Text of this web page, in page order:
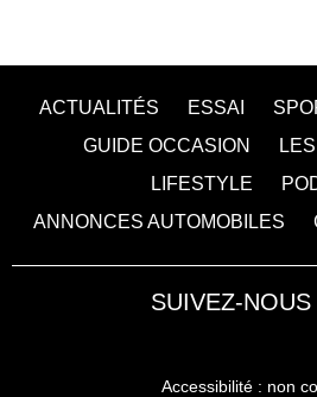
ACTUALITÉS ESSAI
GUIDE OCCASION
LIFESTYLE
ANNONCES AUTOMOBILES
SUIVEZ-NOUS
Accessibilité : non